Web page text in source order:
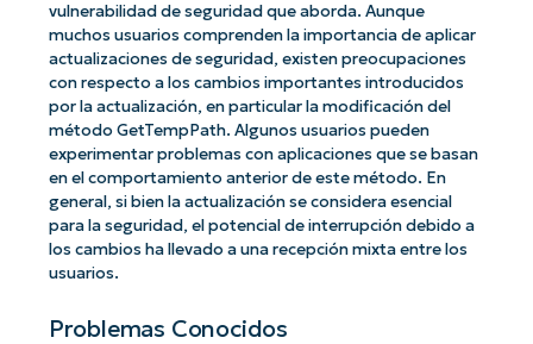
vulnerabilidad de seguridad que aborda. Aunque
muchos usuarios comprenden la importancia de aplicar
actualizaciones de seguridad, existen preocupaciones
con respecto a los cambios importantes introducidos
por la actualización, en particular la modificación del
método GetTempPath. Algunos usuarios pueden
experimentar problemas con aplicaciones que se basan
en el comportamiento anterior de este método. En
general, si bien la actualización se considera esencial
para la seguridad, el potencial de interrupción debido a
los cambios ha llevado a una recepción mixta entre los
usuarios.
Problemas Conocidos